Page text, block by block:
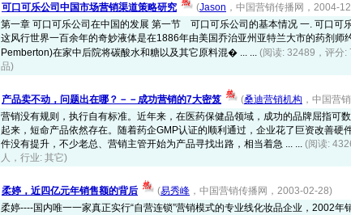
可口可乐公司中国市场营销渠道策略研究 (Jason ，中国营销传播网，2004-
第一章 可口可乐公司在中国的发展 第一节 可口可乐公司的基本情况 一. 可口可
这风行世界一百余年的奇妙液体是在1886年由美国乔治亚州亚特兰大市的药剂师
Pemberton)在家中后院将碳酸水和糖以及其它原料混� ... ... (阅读: 32489，评分:
品)
产品卖不动，问题出在哪？－－成功营销的7大密笈 (桑迪营销机构 ，中国营
营销没有规则，执行自有标准。近年来，在医药保健品领域，成功的品牌屈指可
起来，短命产品依然存在。随着药企GMP认证的顺利通过，企业花了巨资改善硬
件没有提升，不少老总、营销主管开始为产品寻找出路，相当着急 ... ... (阅读:
人，行业: 其它)
柔婷，近四亿元年销售额的背后 (易秀峰 ，中国营销传播网，2003-02-28)
柔婷----国内唯一一家真正实行“自营连锁”营销模式的专业线化妆品企业，2002年